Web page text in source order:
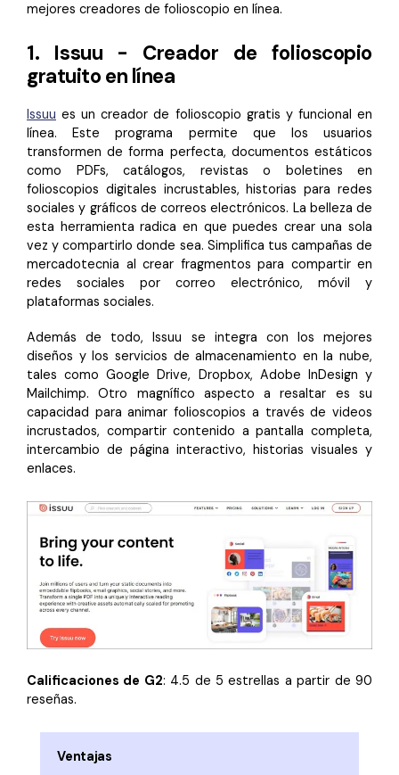
mejores creadores de folioscopio en línea.
1. Issuu - Creador de folioscopio
gratuito en línea
Issuu es un creador de folioscopio gratis y funcional en
línea. Este programa permite que los usuarios
transformen de forma perfecta, documentos estáticos
como PDFs, catálogos, revistas o boletines en
folioscopios digitales incrustables, historias para redes
sociales y gráficos de correos electrónicos. La belleza de
esta herramienta radica en que puedes crear una sola
vez y compartirlo donde sea. Simplifica tus campañas de
mercadotecnia al crear fragmentos para compartir en
redes sociales por correo electrónico, móvil y
plataformas sociales.
Además de todo, Issuu se integra con los mejores
diseños y los servicios de almacenamiento en la nube,
tales como Google Drive, Dropbox, Adobe InDesign y
Mailchimp. Otro magnífico aspecto a resaltar es su
capacidad para animar folioscopios a través de videos
incrustados, compartir contenido a pantalla completa,
intercambio de página interactivo, historias visuales y
enlaces.
Calificaciones de G2: 4.5 de 5 estrellas a partir de 90
reseñas.
Ventajas